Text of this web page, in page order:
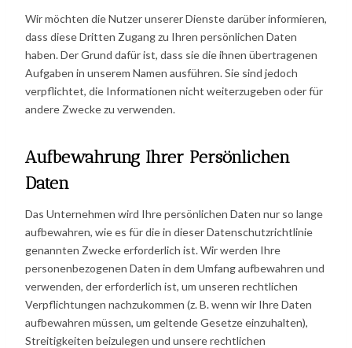
Wir möchten die Nutzer unserer Dienste darüber informieren,
dass diese Dritten Zugang zu Ihren persönlichen Daten
haben. Der Grund dafür ist, dass sie die ihnen übertragenen
Aufgaben in unserem Namen ausführen. Sie sind jedoch
verpflichtet, die Informationen nicht weiterzugeben oder für
andere Zwecke zu verwenden.
Aufbewahrung Ihrer Persönlichen
Daten
Das Unternehmen wird Ihre persönlichen Daten nur so lange
aufbewahren, wie es für die in dieser Datenschutzrichtlinie
genannten Zwecke erforderlich ist. Wir werden Ihre
personenbezogenen Daten in dem Umfang aufbewahren und
verwenden, der erforderlich ist, um unseren rechtlichen
Verpflichtungen nachzukommen (z. B. wenn wir Ihre Daten
aufbewahren müssen, um geltende Gesetze einzuhalten),
Streitigkeiten beizulegen und unsere rechtlichen